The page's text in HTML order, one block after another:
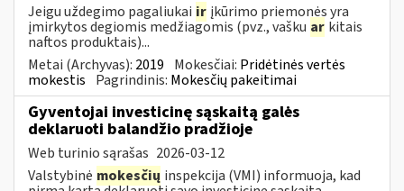
Jeigu uždegimo pagaliukai ir įkūrimo priemonės yra
įmirkytos degiomis medžiagomis (pvz., vašku ar kitais
naftos produktais)...
Metai (Archyvas): 2019 Mokesčiai: Pridėtinės vertės
mokestis Pagrindinis: Mokesčių pakeitimai
Gyventojai investicinę sąskaitą galės
deklaruoti balandžio pradžioje
Web turinio sąrašas 2026-03-12
Valstybinė mokesčių inspekcija (VMI) informuoja, kad